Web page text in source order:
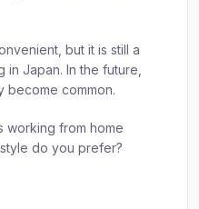
but it is still a
Japan. In the future,
become common.
working from home
do you prefer?